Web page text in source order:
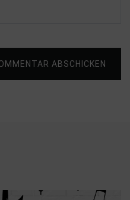
ABSCHICKEN